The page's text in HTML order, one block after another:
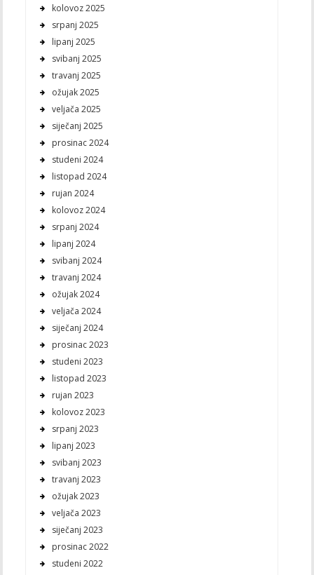
kolovoz 2025
srpanj 2025
lipanj 2025
svibanj 2025
travanj 2025
ožujak 2025
veljača 2025
siječanj 2025
prosinac 2024
studeni 2024
listopad 2024
rujan 2024
kolovoz 2024
srpanj 2024
lipanj 2024
svibanj 2024
travanj 2024
ožujak 2024
veljača 2024
siječanj 2024
prosinac 2023
studeni 2023
listopad 2023
rujan 2023
kolovoz 2023
srpanj 2023
lipanj 2023
svibanj 2023
travanj 2023
ožujak 2023
veljača 2023
siječanj 2023
prosinac 2022
studeni 2022